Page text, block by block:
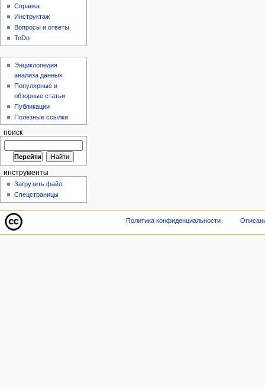
Справка
Инструктаж
Вопросы и ответы
ToDo
Энциклопедия
анализа данных
Популярные и
обзорные статьи
Публикации
Полезные ссылки
поиск
инструменты
Загрузить файл
Спецстраницы
Политика конфиденциальности